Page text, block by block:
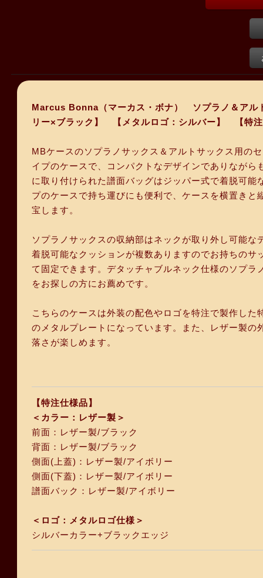
Marcus Bonna（マーカス・ボナ） ソプラノ＆ア
リー×ブラック】 【メタルロゴ：シルバー】 【特
MBケースのソプラノサックス＆アルトサックス用の
イプのケースで、コンパクトなデザインでありなが
に取り付けられた譜面バッグはジッパー式で着脱可
プのケースで持ち運びにも便利で、ケースを横置き
宝します。
ソプラノサックスの収納部はネックが取り外し可能
着脱可能なクッションが複数ありますのでお持ちの
て固定できます。デタッチャブルネック仕様のソプ
をお探しの方にお薦めです。
こちらのケースは外装の配色やロゴを特注で製作し
のメタルプレートになっています。また、レザー製
落さが楽しめます。
【特注仕様品】
＜カラー：レザー製＞
前面：レザー製/ブラック
背面：レザー製/ブラック
側面(上蓋)：レザー製/アイボリー
側面(下蓋)：レザー製/アイボリー
譜面バック：レザー製/アイボリー
＜ロゴ：メタルロゴ仕様＞
シルバーカラー+ブラックエッジ